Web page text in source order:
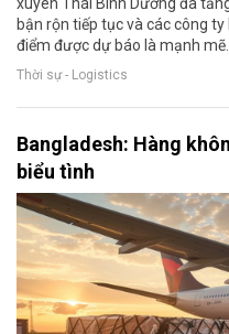
bận rộn tiếp tục và các công
điểm được dự báo là mạnh mẽ.
Thời sự - Logistics
Bangladesh: Hàng
biểu tình